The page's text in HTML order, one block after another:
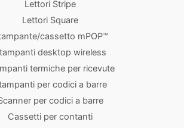
Lettori Stripe
Lettori Square
cassetto mPOP™
desktop wireless
termiche per ricevute
per codici a barre
per codici a barre
Cassetti per contanti